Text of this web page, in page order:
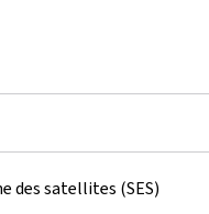
des satellites (SES)